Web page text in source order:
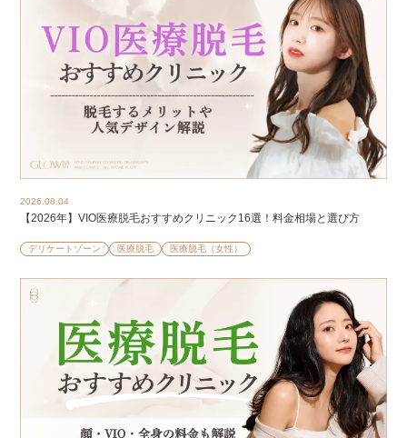
2026.08.04
【2026年】VIO医療脱毛おすすめクリニック16選！料金相場と選び方
デリケートゾーン 医療脱毛 医療脱毛（女性）